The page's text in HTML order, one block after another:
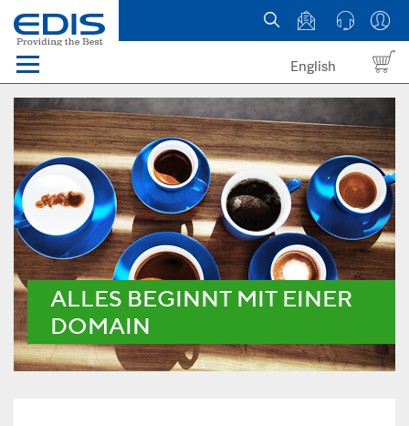
Menü
Domains
Webhosting Österreich
News
über EDIS
English
ALLES BEGINNT MIT EINER
DOMAIN